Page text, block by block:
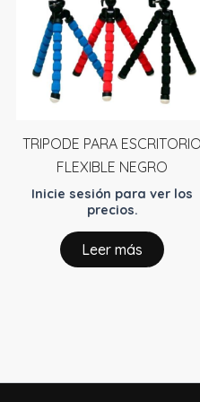
TRIPODE PARA ESCRITORIO
FLEXIBLE NEGRO
Inicie sesión para ver los
precios.
Leer más